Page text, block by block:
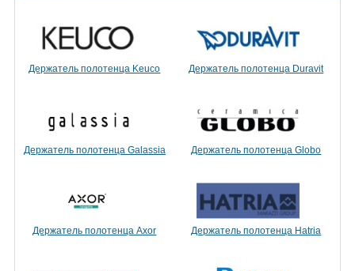
Держатель полотенца Keuco Держатель полотенца Duravit
Держатель полотенца Galassia Держатель полотенца Globo
Держатель полотенца Axor Держатель полотенца Hatria